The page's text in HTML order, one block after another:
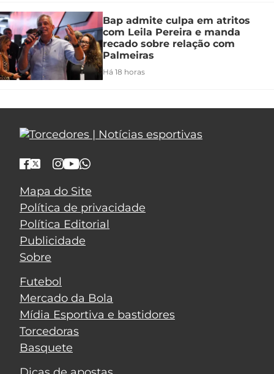
Bap admite culpa em atritos
com Leila Pereira e manda
recado sobre relação com
Palmeiras
Há 18 horas
Mapa do Site
Política de privacidade
Política Editorial
Publicidade
Sobre
Futebol
Mercado da Bola
Mídia Esportiva e bastidores
Torcedoras
Basquete